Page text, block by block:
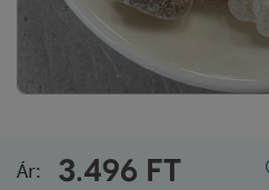
Ár: 3.496 FT